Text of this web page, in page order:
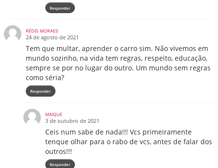
Responder
RÉGIS MORAES
24 de agosto de 2021
Tem que multar, aprender o carro sim. Não vivemos em
mundo sozinho, na vida tem regras, respeito, educação,
sempre se por no lugar do outro. Um mundo sem regras
como séria?
Responder
MAIQUE
3 de outubro de 2021
Ceis num sabe de nada!!! Vcs primeiramente
tenque olhar para o rabo de vcs, antes de falar dos
outros!!!
Responder